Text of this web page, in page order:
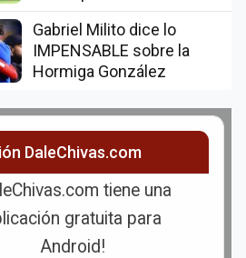
Gabriel Milito dice lo
IMPENSABLE sobre la
Hormiga González
DaleChivas.com
tiene una
gratuita para
Android!